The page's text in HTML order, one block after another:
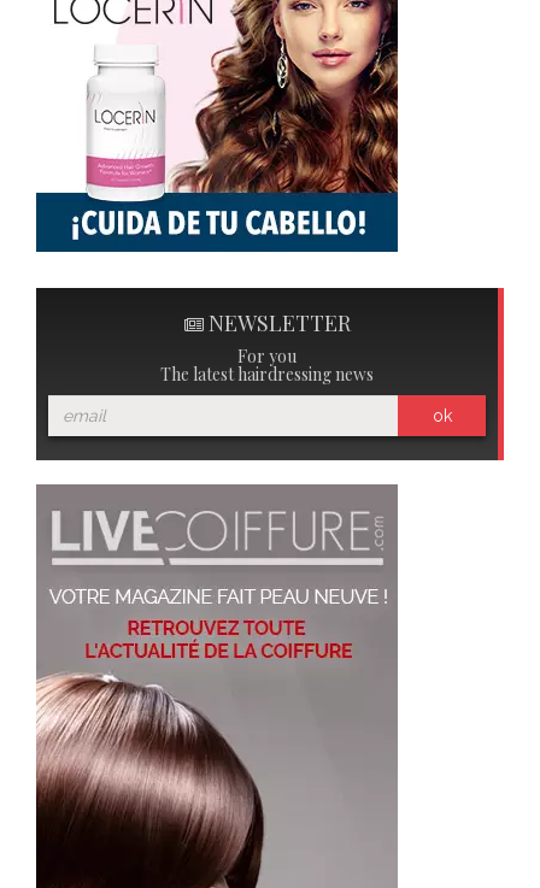
NEWSLETTER
For you
The latest hairdressing news
ok